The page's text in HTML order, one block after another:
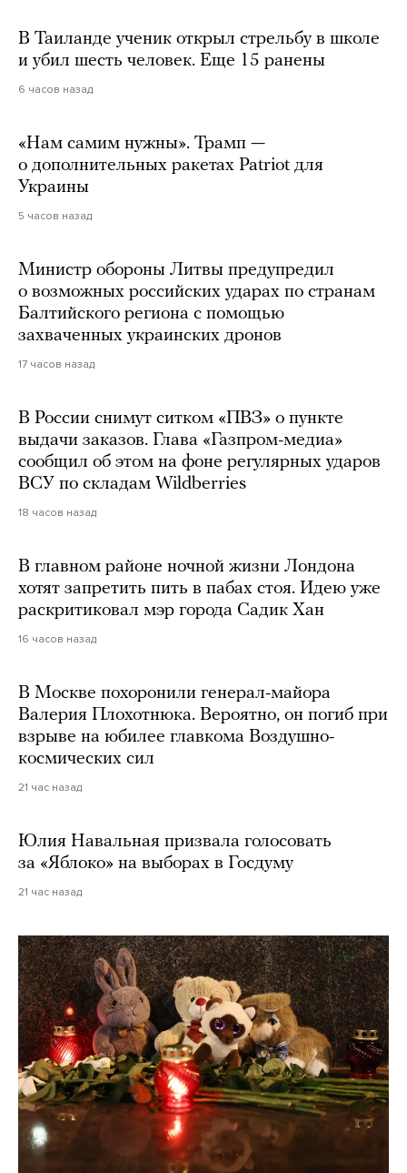
В Таиланде ученик открыл стрельбу в школе
и убил шесть человек. Еще 15 ранены
6 часов назад
«Нам самим нужны». Трамп —
о дополнительных ракетах Patriot для
Украины
5 часов назад
Министр обороны Литвы предупредил
о возможных российских ударах по странам
Балтийского региона с помощью
захваченных украинских дронов
17 часов назад
В России снимут ситком «ПВЗ» о пункте
выдачи заказов. Глава «Газпром-медиа»
сообщил об этом на фоне регулярных ударов
ВСУ по складам Wildberries
18 часов назад
В главном районе ночной жизни Лондона
хотят запретить пить в пабах стоя. Идею уже
раскритиковал мэр города Садик Хан
16 часов назад
В Москве похоронили генерал-майора
Валерия Плохотнюка. Вероятно, он погиб при
взрыве на юбилее главкома Воздушно-
космических сил
21 час назад
Юлия Навальная призвала голосовать
за «Яблоко» на выборах в Госдуму
21 час назад